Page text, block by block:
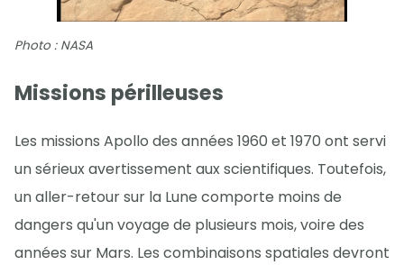
Photo : NASA
Missions périlleuses
Les missions Apollo des années 1960 et 1970 ont servi
un sérieux avertissement aux scientifiques. Toutefois,
un aller-retour sur la Lune comporte moins de
dangers qu'un voyage de plusieurs mois, voire des
années sur Mars. Les combinaisons spatiales devront